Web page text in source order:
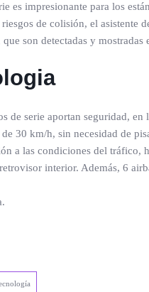
es impresionante para los
de colisión, el
son detectadas y
de serie aportan seguridad,
30 km/h, sin necesidad de
a las condiciones del
interior. Además, 6